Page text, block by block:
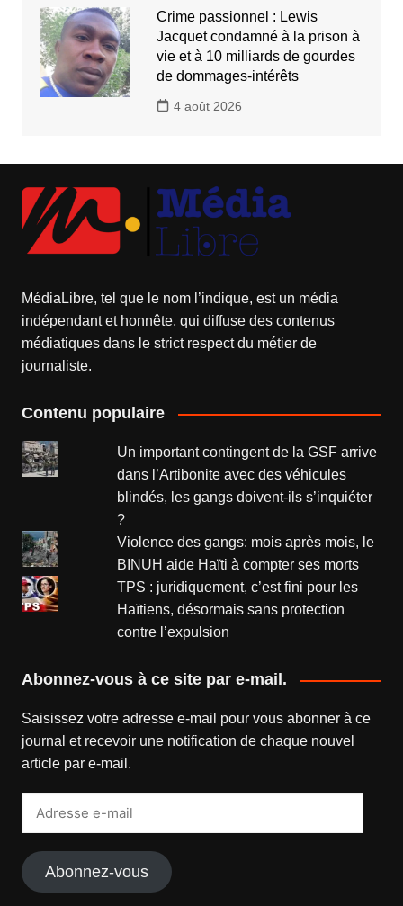
Crime passionnel : Lewis
Jacquet condamné à la prison à
vie et à 10 milliards de gourdes
de dommages-intérêts
4 août 2026
MédiaLibre, tel que le nom l’indique, est un média
indépendant et honnête, qui diffuse des contenus
médiatiques dans le strict respect du métier de
journaliste.
Contenu populaire
Un important contingent de la GSF arrive
dans l’Artibonite avec des véhicules
blindés, les gangs doivent-ils s’inquiéter
?
Violence des gangs: mois après mois, le
BINUH aide Haïti à compter ses morts
TPS : juridiquement, c’est fini pour les
Haïtiens, désormais sans protection
contre l’expulsion
Abonnez-vous à ce site par e-mail.
Saisissez votre adresse e-mail pour vous abonner à ce
journal et recevoir une notification de chaque nouvel
article par e-mail.
Abonnez-vous